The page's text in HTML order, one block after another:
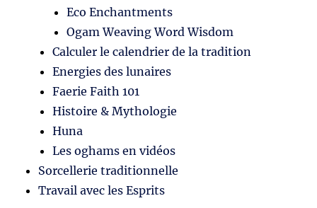
Eco Enchantments
Ogam Weaving Word Wisdom
Calculer le calendrier de la tradition
Energies des lunaires
Faerie Faith 101
Histoire & Mythologie
Huna
Les oghams en vidéos
Sorcellerie traditionnelle
Travail avec les Esprits